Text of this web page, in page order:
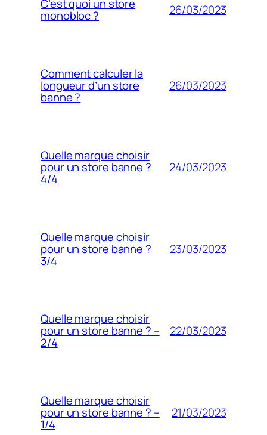
C’est quoi un store
monobloc ? 26/03/2023
Comment calculer la
longueur d’un store
banne ?
26/03/2023
Quelle marque choisir
pour un store banne ?
4/4
24/03/2023
Quelle marque choisir
pour un store banne ?
3/4
23/03/2023
Quelle marque choisir
pour un store banne ? –
2/4
22/03/2023
Quelle marque choisir
pour un store banne ? –
1/4
21/03/2023